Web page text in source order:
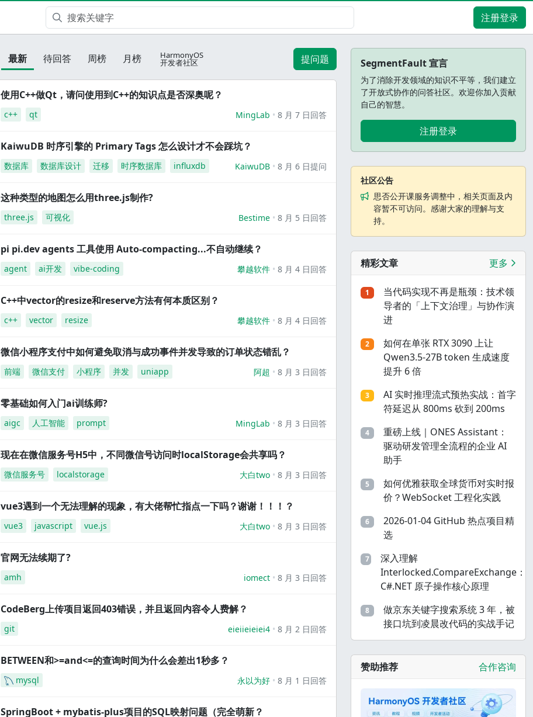
注册登录
最新 待回答 周榜 月榜 HarmonyOS
开发者社区 提问题
使用C++做Qt，请问使用到C++的知识点是否深奥呢？
c++ qt MingLab 8 月 7 日回答
KaiwuDB 时序引擎的 Primary Tags 怎么设计才不会踩坑？
数据库 数据库设计 迁移 时序数据库 influxdb KaiwuDB 8 月 6 日提问
这种类型的地图怎么用three.js制作?
three.js 可视化 Bestime 8 月 5 日回答
pi pi.dev agents 工具使用 Auto-compacting...不自动继续？
agent ai开发 vibe-coding 攀越软件 8 月 4 日回答
C++中vector的resize和reserve方法有何本质区别？
c++ vector resize 攀越软件 8 月 4 日回答
微信小程序支付中如何避免取消与成功事件并发导致的订单状态错乱？
前端 微信支付 小程序 并发 uniapp 阿超 8 月 3 日回答
零基础如何入门ai训练师?
aigc 人工智能 prompt MingLab 8 月 3 日回答
现在在微信服务号H5中，不同微信号访问时localStorage会共享吗？
微信服务号 localstorage 大白two 8 月 3 日回答
vue3遇到一个无法理解的现象，有大佬帮忙指点一下吗？谢谢！！！？
vue3 javascript vue.js 大白two 8 月 3 日回答
官网无法续期了?
amh iomect 8 月 3 日回答
CodeBerg上传项目返回403错误，并且返回内容令人费解？
git eieiieieiei4 8 月 2 日回答
BETWEEN和>=and<=的查询时间为什么会差出1秒多？
mysql 永以为好 8 月 1 日回答
SpringBoot + mybatis-plus项目的SQL映射问题（完全萌新？
SegmentFault 宣言
为了消除开发领域的知识不平等，我们建立
了开放式协作的问答社区。欢迎你加入贡献
自己的智慧。
注册登录
社区公告
思否公开课服务调整中，相关页面及内
容暂不可访问。感谢大家的理解与支
持。
精彩文章 更多
1
当代码实现不再是瓶颈：技术领
导者的「上下文治理」与协作演
进
2
如何在单张 RTX 3090 上让
Qwen3.5-27B token 生成速度
提升 6 倍
3
AI 实时推理流式预热实战：首字
符延迟从 800ms 砍到 200ms
4
重磅上线｜ONES Assistant：
驱动研发管理全流程的企业 AI
助手
5
如何优雅获取全球货币对实时报
价？WebSocket 工程化实践
6
2026-01-04 GitHub 热点项目精
选
7
深入理解
Interlocked.CompareExchange：
C#.NET 原子操作核心原理
8
做京东关键字搜索系统 3 年，被
接口坑到凌晨改代码的实战手记
赞助推荐 合作咨询